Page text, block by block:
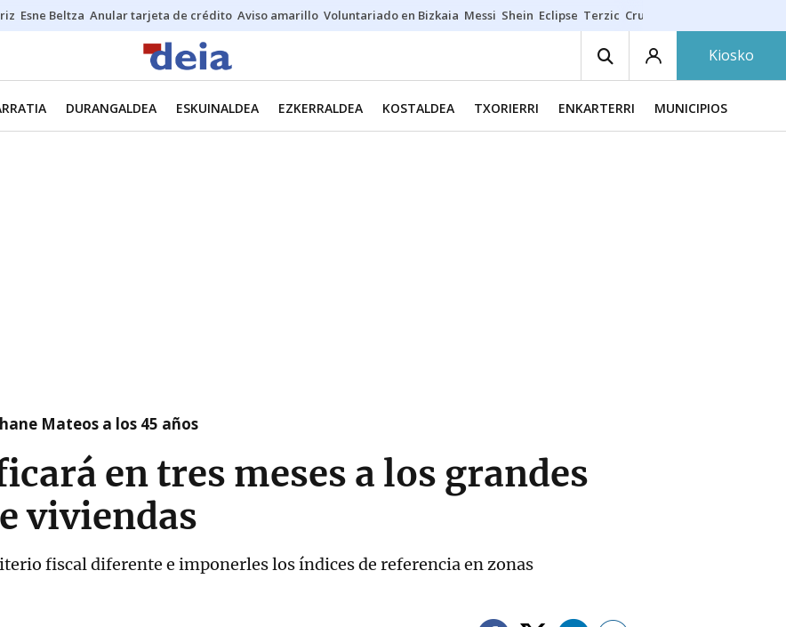
Esne Beltza Anular tarjeta de crédito Aviso amarillo Voluntariado en Bizkaia Messi Shein Eclipse Terzic Cruz Gorbeia
Kiosko
DURANGALDEA ESKUINALDEA EZKERRALDEA KOSTALDEA TXORIERRI ENKARTERRI MUNICIPIOS
Mateos a los 45 años
en tres meses a los grandes
viviendas
fiscal diferente e imponerles los índices de referencia en zonas